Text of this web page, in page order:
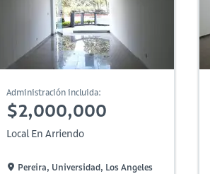
Administración incluida:
$2,000,000
Local En Arriendo
Pereira, Universidad, Los Angeles